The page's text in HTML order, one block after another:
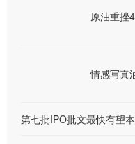
原油重挫
情感写真
第七批IPO批文最快有望